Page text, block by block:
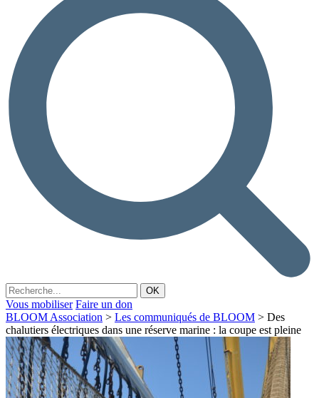
Vous mobiliser Faire un don
BLOOM Association > Les communiqués de BLOOM > Des
chalutiers électriques dans une réserve marine : la coupe est pleine